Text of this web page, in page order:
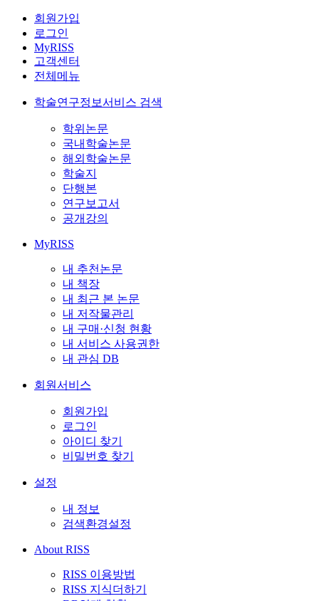
회원가입
로그인
MyRISS
고객센터
전체메뉴
학술연구정보서비스 검색
학위논문
국내학술논문
해외학술논문
학술지
단행본
연구보고서
공개강의
MyRISS
내 추천논문
내 책장
내 최근 본 논문
내 저작물관리
내 구매·신청 현황
내 서비스 사용권한
내 관심 DB
회원서비스
회원가입
로그인
아이디 찾기
비밀번호 찾기
설정
내 정보
검색환경설정
About RISS
RISS 이용방법
RISS 지식더하기